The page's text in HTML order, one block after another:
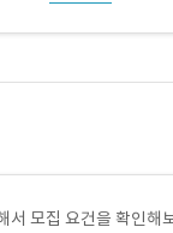
서 모집 요건을 확인해